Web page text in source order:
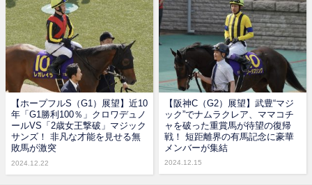
【ホープフルS（G1）展望】近10
年「G1勝利100％」クロワデュノ
ールVS「2歳女王撃破」マジック
サンズ！ 非凡な才能を見せる無
敗馬が激突
2024.12.22
【阪神C（G2）展望】武豊“マジ
ック”でナムラクレア、ママコチ
ャを破った重賞馬が待望の復帰
戦！ 短距離界の有馬記念に豪華
メンバーが集結
2024.12.15